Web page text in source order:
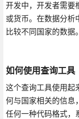
开发中，开发者需要
或货币。在数据分析
比较不同国家的数据。
如何使用查询工具
这个查询工具使用起
何与国家相关的信息
任何一种代码格式，